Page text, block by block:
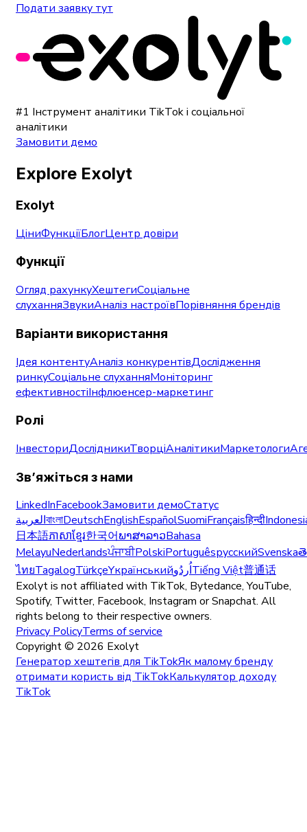
Подати заявку тут
#1 Інструмент аналітики TikTok і соціальної
аналітики
Замовити демо
Explore Exolyt
Exolyt
ЦіниФункціїБлогЦентр довіри
Функції
Огляд рахункуХештегиСоціальне
слуханняЗвукиАналіз настроївПорівняння брендів
Варіанти використання
Ідея контентуАналіз конкурентівДослідження
ринкуСоціальне слуханняМоніторинг
ефективностіІнфлюенсер-маркетинг
Ролі
ІнвесториДослідникиТворціАналітикиМаркетологи
Зв’яжіться з нами
LinkedInFacebookЗамовити демоСтатус
العربيةবাংলাDeutschEnglishEspañolSuomiFrançaisहिन्दी
日本語ភាសាខ្មែរ한국어ພາສາລາວBahasa
MelayuNederlandsਪੰਜਾਬੀPolskiPortuguêsрусскийSvenska
ไทยTagalogTürkçeYкраїнськийاُردُوTiếng Việt普通话
Exolyt is not affiliated with TikTok, Bytedance, YouTube,
Spotify, Twitter, Facebook, Instagram or Snapchat. All
rights belong to their respective owners.
Privacy PolicyTerms of service
Copyright © 2026 Exolyt
Генератор хештегів для TikTokЯк малому бренду
отримати користь від TikTokКалькулятор доходу
TikTok